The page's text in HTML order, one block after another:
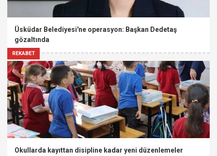
REKABET
Üsküdar Belediyesi'ne operasyon: Başkan Dedetaş
gözaltında
Okullarda kayıttan disipline kadar yeni düzenlemeler